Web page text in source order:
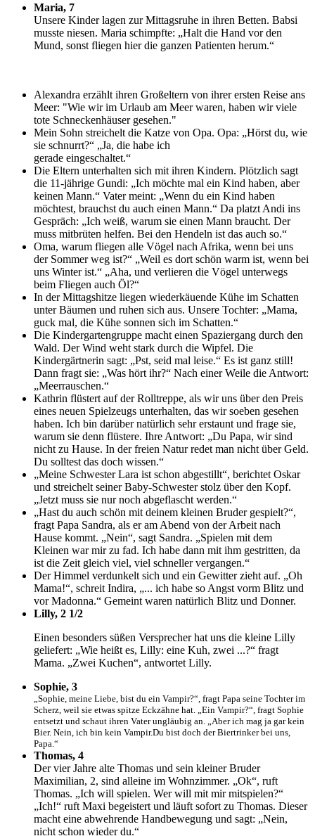
Maria, 7
Unsere Kinder lagen zur Mittagsruhe in ihren Betten. Babsi
musste niesen. Maria schimpfte: „Halt die Hand vor den
Mund, sonst fliegen hier die ganzen Patienten herum.“
Alexandra erzählt ihren Großeltern von ihrer ersten Reise ans
Meer: "Wie wir im Urlaub am Meer waren, haben wir viele
tote Schneckenhäuser gesehen."
Mein Sohn streichelt die Katze von Opa. Opa: „Hörst du, wie
sie schnurrt?“ „Ja, die habe ich
gerade eingeschaltet.“
Die Eltern unterhalten sich mit ihren Kindern. Plötzlich sagt
die 11-jährige Gundi: „Ich möchte mal ein Kind haben, aber
keinen Mann.“ Vater meint: „Wenn du ein Kind haben
möchtest, brauchst du auch einen Mann.“ Da platzt Andi ins
Gespräch: „Ich weiß, warum sie einen Mann braucht. Der
muss mitbrüten helfen. Bei den Hendeln ist das auch so.“
Oma, warum fliegen alle Vögel nach Afrika, wenn bei uns
der Sommer weg ist?“ „Weil es dort schön warm ist, wenn bei
uns Winter ist.“ „Aha, und verlieren die Vögel unterwegs
beim Fliegen auch Öl?“
In der Mittagshitze liegen wiederkäuende Kühe im Schatten
unter Bäumen und ruhen sich aus. Unsere Tochter: „Mama,
guck mal, die Kühe sonnen sich im Schatten.“
Die Kindergartengruppe macht einen Spaziergang durch den
Wald. Der Wind weht stark durch die Wipfel. Die
Kindergärtnerin sagt: „Pst, seid mal leise.“ Es ist ganz still!
Dann fragt sie: „Was hört ihr?“ Nach einer Weile die Antwort:
„Meerrauschen.“
Kathrin flüstert auf der Rolltreppe, als wir uns über den Preis
eines neuen Spielzeugs unterhalten, das wir soeben gesehen
haben. Ich bin darüber natürlich sehr erstaunt und frage sie,
warum sie denn flüstere. Ihre Antwort: „Du Papa, wir sind
nicht zu Hause. In der freien Natur redet man nicht über Geld.
Du solltest das doch wissen.“
„Meine Schwester Lara ist schon abgestillt“, berichtet Oskar
und streichelt seiner Baby-Schwester stolz über den Kopf.
„Jetzt muss sie nur noch abgeflascht werden.“
„Hast du auch schön mit deinem kleinen Bruder gespielt?“,
fragt Papa Sandra, als er am Abend von der Arbeit nach
Hause kommt. „Nein“, sagt Sandra. „Spielen mit dem
Kleinen war mir zu fad. Ich habe dann mit ihm gestritten, da
ist die Zeit gleich viel, viel schneller vergangen.“
Der Himmel verdunkelt sich und ein Gewitter zieht auf. „Oh
Mama!“, schreit Indira, „... ich habe so Angst vorm Blitz und
vor Madonna.“ Gemeint waren natürlich Blitz und Donner.
Lilly, 2 1/2
Einen besonders süßen Versprecher hat uns die kleine Lilly
geliefert: „Wie heißt es, Lilly: eine Kuh, zwei ...?“ fragt
Mama. „Zwei Kuchen“, antwortet Lilly.
Sophie, 3
„Sophie, meine Liebe, bist du ein Vampir?“, fragt Papa seine Tochter im
Scherz, weil sie etwas spitze Eckzähne hat. „Ein Vampir?“, fragt Sophie
entsetzt und schaut ihren Vater ungläubig an. „Aber ich mag ja gar kein
Bier. Nein, ich bin kein Vampir.Du bist doch der Biertrinker bei uns,
Papa.“
Thomas, 4
Der vier Jahre alte Thomas und sein kleiner Bruder
Maximilian, 2, sind alleine im Wohnzimmer. „Ok“, ruft
Thomas. „Ich will spielen. Wer will mit mir mitspielen?“
„Ich!“ ruft Maxi begeistert und läuft sofort zu Thomas. Dieser
macht eine abwehrende Handbewegung und sagt: „Nein,
nicht schon wieder du.“